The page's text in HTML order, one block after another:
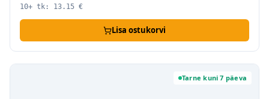
10+ tk: 13.15 €
Lisa ostukorvi
Tarne kuni 7 päeva